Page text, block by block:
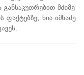
განსაკუთრებით მძიმე
ნია იმნაძე